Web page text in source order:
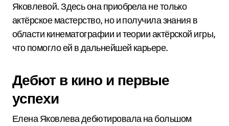
Яковлевой. Здесь она приобрела не только
актёрское мастерство, но и получила знания в
области кинематографии и теории актёрской игры,
что помогло ей в дальнейшей карьере.
Дебют в кино и первые
успехи
Елена Яковлева дебютировала на большом